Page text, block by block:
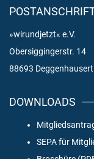
»wirundjetzt« e.V.
Obersiggingerstr. 14
88693
DOWNLOADS
SEPA für